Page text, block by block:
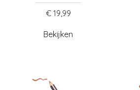
€ 19,99
Bekijken